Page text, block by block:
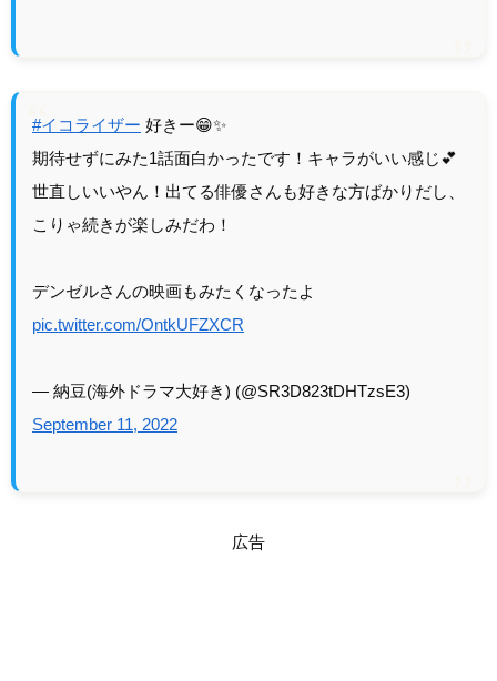
#イコライザー 好きー😁✨
期待せずにみた1話面白かったです！キャラがいい感じ💕
世直しいいやん！出てる俳優さんも好きな方ばかりだし、
こりゃ続きが楽しみだわ！
デンゼルさんの映画もみたくなったよ
pic.twitter.com/OntkUFZXCR
— 納豆(海外ドラマ大好き) (@SR3D823tDHTzsE3)
September 11, 2022
広告